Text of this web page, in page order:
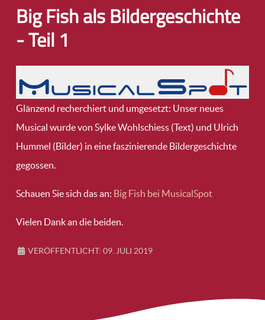
Big Fish als Bildergeschichte
- Teil 1
Glänzend recherchiert und umgesetzt: Unser neues
Musical wurde von Sylke Wohlschiess (Text) und Ulrich
Hummel (Bilder) in eine faszinierende Bildergeschichte
gegossen.
Schauen Sie sich das an: Big Fish bei MusicalSpot
Vielen Dank an die beiden.
VERÖFFENTLICHT: 09. JULI 2019